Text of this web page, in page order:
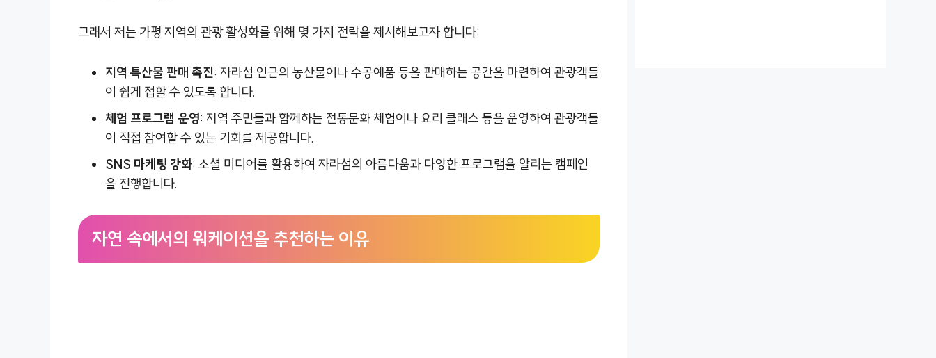
그래서 저는 가평 지역의 관광 활성화를 위해 몇 가지 전략을 제시해보고자 합니다:
지역 특산물 판매 촉진: 자라섬 인근의 농산물이나 수공예품 등을 판매하는 공간을 마련하여 관광객들
이 쉽게 접할 수 있도록 합니다.
체험 프로그램 운영: 지역 주민들과 함께하는 전통문화 체험이나 요리 클래스 등을 운영하여 관광객들
이 직접 참여할 수 있는 기회를 제공합니다.
SNS 마케팅 강화: 소셜 미디어를 활용하여 자라섬의 아름다움과 다양한 프로그램을 알리는 캠페인
을 진행합니다.
자연 속에서의 워케이션을 추천하는 이유